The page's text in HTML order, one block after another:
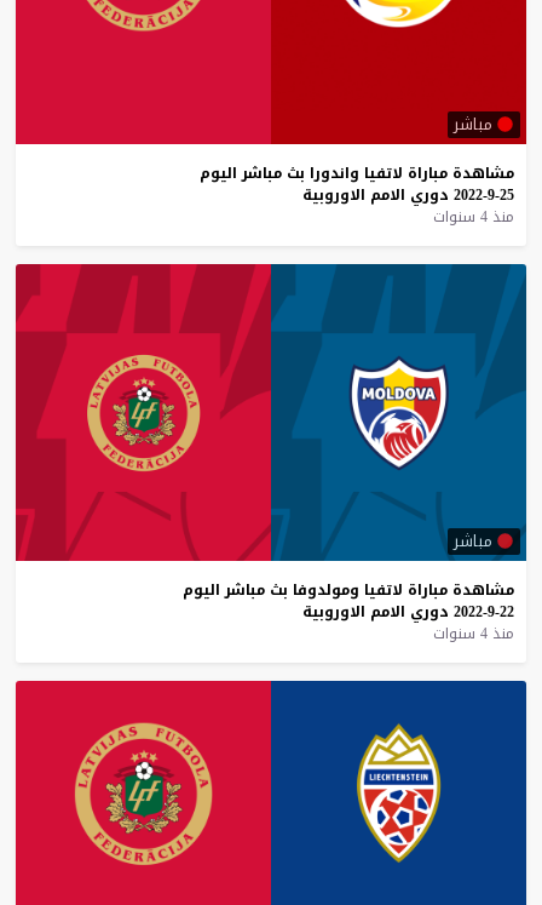
مباشر
مشاهدة مباراة لاتفيا واندورا بث مباشر اليوم
25-9-2022
دوري الامم الاوروبية
منذ 4 سنوات
مباشر
مشاهدة مباراة لاتفيا ومولدوفا بث مباشر اليوم
22-9-2022
دوري الامم الاوروبية
منذ 4 سنوات